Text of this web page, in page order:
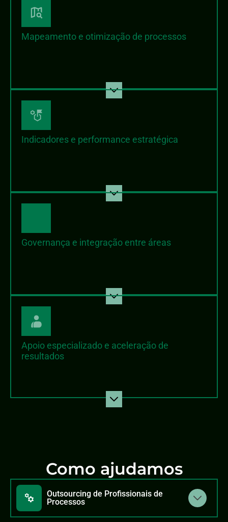
Mapeamento e otimização de processos
Indicadores e performance estratégica
Governança e integração entre áreas
Apoio especializado e aceleração de
resultados
Como ajudamos
Outsourcing de Profissionais de
Processos